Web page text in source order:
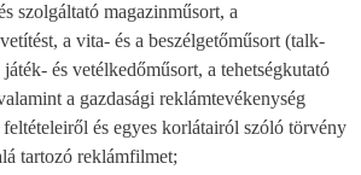
szolgáltató magazinműsort, a
a vita- és a beszélgetőműsort (talk-
és vetélkedőműsort, a tehetségkutató
a gazdasági reklámtevékenység
és egyes korlátairól szóló törvény
tartozó reklámfilmet;